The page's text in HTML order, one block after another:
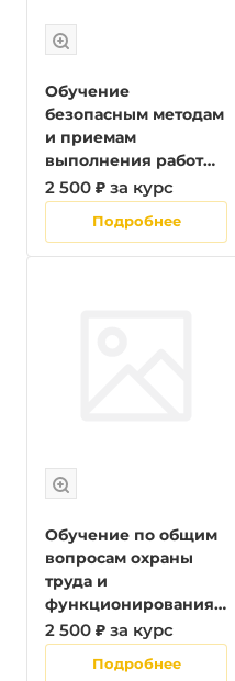
лиц, назначенных
Обучение
безопасным методам
и приемам
выполнения работ
при воздействии
вредных и (или)
опасных
производственных
2 500 ₽ за курс
Подробнее
Обучение по общим
вопросам охраны
труда и
функционирования
системы управления
охраной труда
2 500 ₽ за курс
Подробнее